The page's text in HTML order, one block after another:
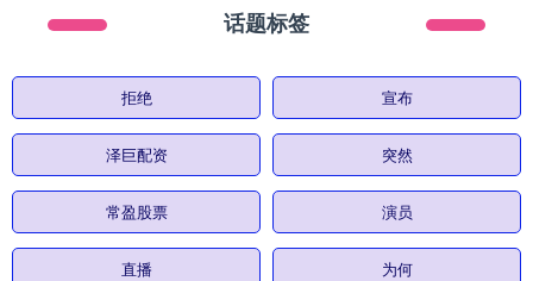
话题标签
拒绝 宣布
泽巨配资 突然
常盈股票 演员
直播 为何